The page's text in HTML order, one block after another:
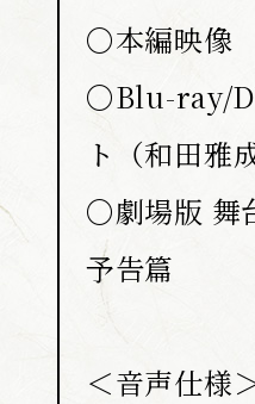
〇本編映像
〇Blu-ray/
ト（和田雅
〇劇場版
予告篇
＜音声仕様